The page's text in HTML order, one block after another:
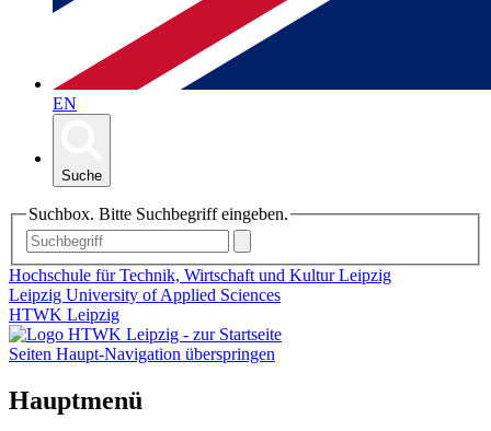
EN
Suche
Suchbox. Bitte Suchbegriff eingeben.
Hochschule für Technik, Wirtschaft und Kultur Leipzig
Leipzig University of Applied Sciences
HTWK Leipzig
Seiten Haupt-Navigation überspringen
Hauptmenü